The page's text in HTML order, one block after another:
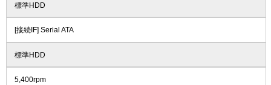
標準HDD
[接続IF] Serial ATA
標準HDD
5,400rpm